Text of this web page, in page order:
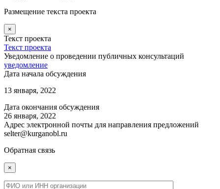
Размещение текста проекта
×
Текст проекта
Текст проекта
Уведомление о проведении публичных консультаций
уведомление
Дата начала обсуждения
13 января, 2022
Дата окончания обсуждения
26 января, 2022
Адрес электронной почты для направления предложений
selter@kurganobl.ru
Обратная связь
×